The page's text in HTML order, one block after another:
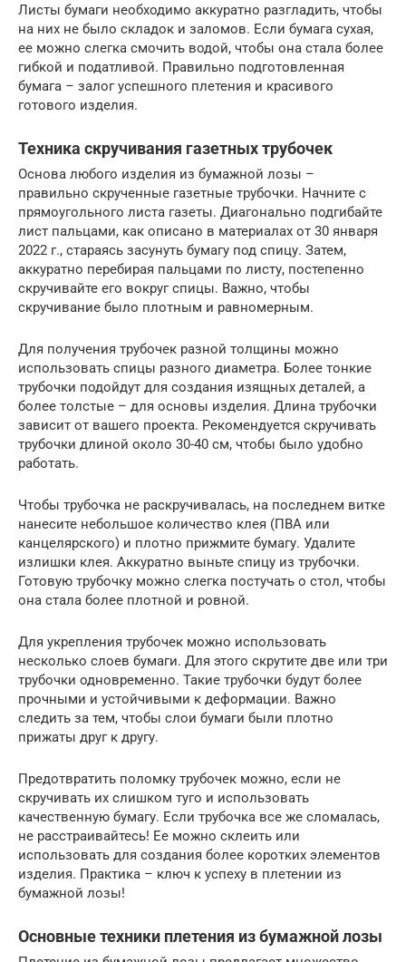
Листы бумаги необходимо аккуратно разгладить, чтобы
на них не было складок и заломов. Если бумага сухая,
ее можно слегка смочить водой, чтобы она стала более
гибкой и податливой. Правильно подготовленная
бумага – залог успешного плетения и красивого
готового изделия.
Техника скручивания газетных трубочек
Основа любого изделия из бумажной лозы –
правильно скрученные газетные трубочки. Начните с
прямоугольного листа газеты. Диагонально подгибайте
лист пальцами, как описано в материалах от 30 января
2022 г., стараясь засунуть бумагу под спицу. Затем,
аккуратно перебирая пальцами по листу, постепенно
скручивайте его вокруг спицы. Важно, чтобы
скручивание было плотным и равномерным.
Для получения трубочек разной толщины можно
использовать спицы разного диаметра. Более тонкие
трубочки подойдут для создания изящных деталей, а
более толстые – для основы изделия. Длина трубочки
зависит от вашего проекта. Рекомендуется скручивать
трубочки длиной около 30-40 см, чтобы было удобно
работать.
Чтобы трубочка не раскручивалась, на последнем витке
нанесите небольшое количество клея (ПВА или
канцелярского) и плотно прижмите бумагу. Удалите
излишки клея. Аккуратно выньте спицу из трубочки.
Готовую трубочку можно слегка постучать о стол, чтобы
она стала более плотной и ровной.
Для укрепления трубочек можно использовать
несколько слоев бумаги. Для этого скрутите две или три
трубочки одновременно. Такие трубочки будут более
прочными и устойчивыми к деформации. Важно
следить за тем, чтобы слои бумаги были плотно
прижаты друг к другу.
Предотвратить поломку трубочек можно, если не
скручивать их слишком туго и использовать
качественную бумагу. Если трубочка все же сломалась,
не расстраивайтесь! Ее можно склеить или
использовать для создания более коротких элементов
изделия. Практика – ключ к успеху в плетении из
бумажной лозы!
Основные техники плетения из бумажной лозы